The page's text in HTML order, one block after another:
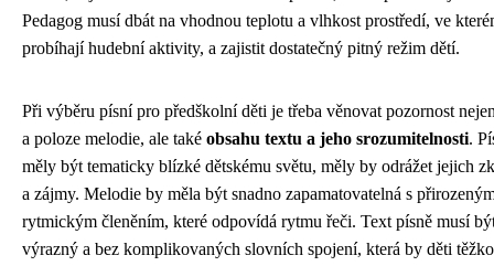
Pedagog musí dbát na vhodnou teplotu a vlhkost prostředí, ve
probíhají hudební aktivity, a zajistit dostatečný pitný režim dětí.
Při výběru písní pro předškolní děti je třeba věnovat pozornost
a poloze melodie, ale také obsahu textu a jeho srozumitelnosti.
měly být tematicky blízké dětskému světu, měly by odrážet jejich
a zájmy. Melodie by měla být snadno zapamatovatelná s
rytmickým členěním, které odpovídá rytmu řeči. Text písně musí
výrazný a bez komplikovaných slovních spojení, která by děti těžko